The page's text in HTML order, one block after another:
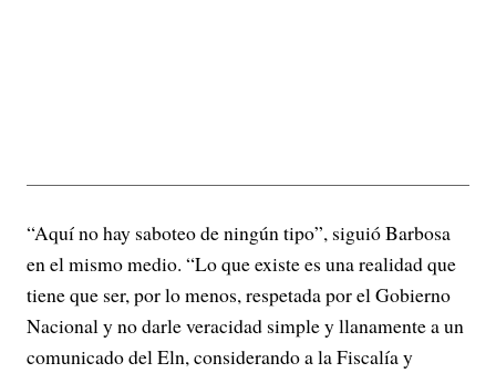
“Aquí no hay saboteo de ningún tipo”, siguió Barbosa
en el mismo medio. “Lo que existe es una realidad que
tiene que ser, por lo menos, respetada por el Gobierno
Nacional y no darle veracidad simple y llanamente a un
comunicado del Eln, considerando a la Fiscalía y